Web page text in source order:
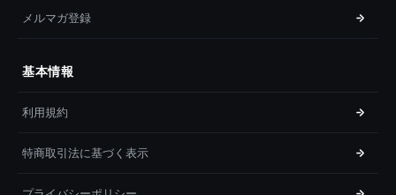
メルマガ登録
基本情報
利用規約
特商取引法に基づく表示